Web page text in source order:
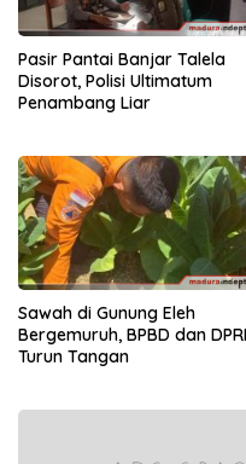
Pasir Pantai Banjar Talela
Disorot, Polisi Ultimatum
Penambang Liar
Sawah di Gunung Eleh
Bergemuruh, BPBD dan
Turun Tangan